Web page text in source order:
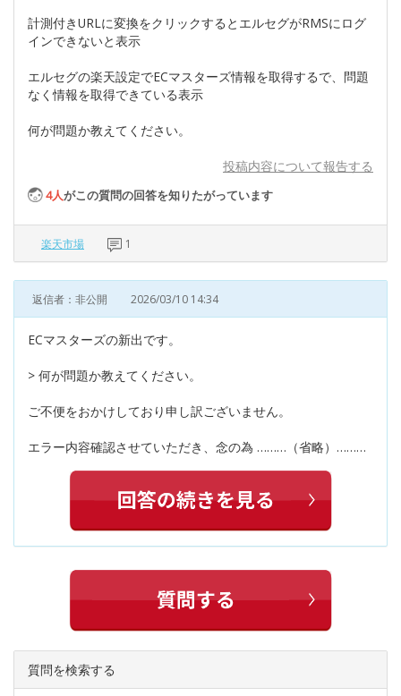
計測付きURLに変換をクリックするとエルセグがRMSにログ
インできないと表示
エルセグの楽天設定でECマスターズ情報を取得するで、問題
なく情報を取得できている表示
何が問題か教えてください。
投稿内容について報告する
4人がこの質問の回答を知りたがっています
楽天市場 1
返信者：非公開 2026/03/10 14:34
ECマスターズの新出です。
> 何が問題か教えてください。
ご不便をおかけしており申し訳ございません。
エラー内容確認させていただき、念の為 ………（省略）………
質問を検索する